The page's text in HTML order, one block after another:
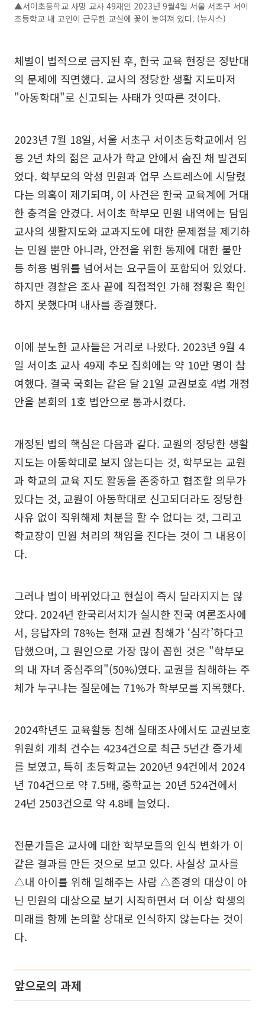
▲서이초등학교 사망 교사 49재인 2023년 9월4일 서울 서초구 서이
초등학교 내 고인이 근무한 교실에 꽃이 놓여져 있다. (뉴시스)
체벌이 법적으로 금지된 후, 한국 교육 현장은 정반대
의 문제에 직면했다. 교사의 정당한 생활 지도마저
"아동학대"로 신고되는 사태가 잇따른 것이다.
2023년 7월 18일, 서울 서초구 서이초등학교에서 임
용 2년 차의 젊은 교사가 학교 안에서 숨진 채 발견되
었다. 학부모의 악성 민원과 업무 스트레스에 시달렸
다는 의혹이 제기되며, 이 사건은 한국 교육계에 거대
한 충격을 안겼다. 서이초 학부모 민원 내역에는 담임
교사의 생활지도와 교과지도에 대한 문제점을 제기하
는 민원 뿐만 아니라, 안전을 위한 통제에 대한 불만
등 허용 범위를 넘어서는 요구들이 포함되어 있었다.
하지만 경찰은 조사 끝에 직접적인 가해 정황은 확인
하지 못했다며 내사를 종결했다.
이에 분노한 교사들은 거리로 나왔다. 2023년 9월 4
일 서이초 교사 49재 추모 집회에는 약 10만 명이 참
여했다. 결국 국회는 같은 달 21일 교권보호 4법 개정
안을 본회의 1호 법안으로 통과시켰다.
개정된 법의 핵심은 다음과 같다. 교원의 정당한 생활
지도는 아동학대로 보지 않는다는 것, 학부모는 교원
과 학교의 교육 지도 활동을 존중하고 협조할 의무가
있다는 것, 교원이 아동학대로 신고되더라도 정당한
사유 없이 직위해제 처분을 할 수 없다는 것, 그리고
학교장이 민원 처리의 책임을 진다는 것이 그 내용이
다.
그러나 법이 바뀌었다고 현실이 즉시 달라지지는 않
았다. 2024년 한국리서치가 실시한 전국 여론조사에
서, 응답자의 78%는 현재 교권 침해가 ‘심각’하다고
답했으며, 그 원인으로 가장 많이 꼽힌 것은 "학부모
의 내 자녀 중심주의"(50%)였다. 교권을 침해하는 주
체가 누구냐는 질문에는 71%가 학부모를 지목했다.
2024학년도 교육활동 침해 실태조사에서도 교권보호
위원회 개최 건수는 4234건으로 최근 5년간 증가세
를 보였고, 특히 초등학교는 2020년 94건에서 2024
년 704건으로 약 7.5배, 중학교는 20년 524건에서
24년 2503건으로 약 4.8배 늘었다.
전문가들은 교사에 대한 학부모들의 인식 변화가 이
같은 결과를 만든 것으로 보고 있다. 사실상 교사를
△내 아이를 위해 일해주는 사람 △존경의 대상이 아
닌 민원의 대상으로 보기 시작하면서 더 이상 학생의
미래를 함께 논의할 상대로 인식하지 않는다는 것이
다.
앞으로의 과제